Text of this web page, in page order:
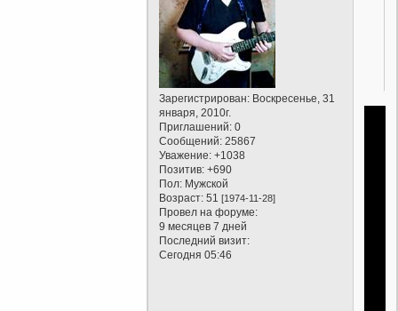
Зарегистрирован: Воскресенье, 31
января, 2010г.
Приглашений: 0
Сообщений: 25867
Уважение: +1038
Позитив: +690
Пол: Мужской
Возраст: 51[1974-11-28]
Провел на форуме:
9 месяцев 7 дней
Последний визит:
Сегодня 05:46